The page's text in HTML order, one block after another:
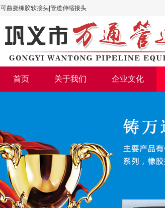
可曲挠橡胶软接头|管道伸缩接头
首页 关于我们 企业文化